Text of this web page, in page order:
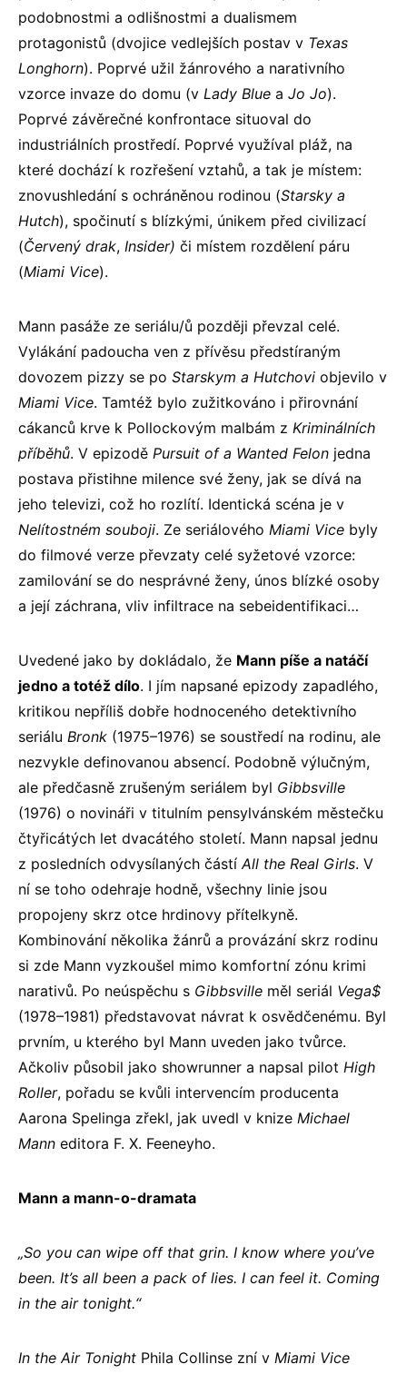
podobnostmi a odlišnostmi a dualismem
protagonistů (dvojice vedlejších postav v Texas
Longhorn). Poprvé užil žánrového a narativního
vzorce invaze do domu (v Lady Blue a Jo Jo).
Poprvé závěrečné konfrontace situoval do
industriálních prostředí. Poprvé využíval pláž, na
které dochází k rozřešení vztahů, a tak je místem:
znovushledání s ochráněnou rodinou (Starsky a
Hutch), spočinutí s blízkými, únikem před civilizací
(Červený drak, Insider) či místem rozdělení páru
(Miami Vice).
Mann pasáže ze seriálu/ů později převzal celé.
Vylákání padoucha ven z přívěsu předstíraným
dovozem pizzy se po Starskym a Hutchovi objevilo v
Miami Vice. Tamtéž bylo zužitkováno i přirovnání
cákanců krve k Pollockovým malbám z Kriminálních
příběhů. V epizodě Pursuit of a Wanted Felon jedna
postava přistihne milence své ženy, jak se dívá na
jeho televizi, což ho rozlítí. Identická scéna je v
Nelítostném souboji. Ze seriálového Miami Vice byly
do filmové verze převzaty celé syžetové vzorce:
zamilování se do nesprávné ženy, únos blízké osoby
a její záchrana, vliv infiltrace na sebeidentifikaci…
Uvedené jako by dokládalo, že Mann píše a natáčí
jedno a totéž dílo. I jím napsané epizody zapadlého,
kritikou nepříliš dobře hodnoceného detektivního
seriálu Bronk (1975–1976) se soustředí na rodinu, ale
nezvykle definovanou absencí. Podobně výlučným,
ale předčasně zrušeným seriálem byl Gibbsville
(1976) o novináři v titulním pensylvánském městečku
čtyřicátých let dvacátého století. Mann napsal jednu
z posledních odvysílaných částíAll the Real Girls. V
ní se toho odehraje hodně, všechny linie jsou
propojeny skrz otce hrdinovy přítelkyně.
Kombinování několika žánrů a provázání skrz rodinu
si zde Mann vyzkoušel mimo komfortní zónu krimi
narativů. Po neúspěchu s Gibbsville měl seriál Vega$
(1978–1981) představovat návrat k osvědčenému. Byl
prvním, u kterého byl Mann uveden jako tvůrce.
Ačkoliv působil jako showrunner a napsal pilot High
Roller, pořadu se kvůli intervencím producenta
Aarona Spelinga zřekl, jak uvedl v knize Michael
Mann editora F. X. Feeneyho.
Mann a mann-o-dramata
„So you can wipe off that grin. I know where you’ve
been. It’s all been a pack of lies. I can feel it. Coming
in the air tonight.“
In the Air Tonight Phila Collinse zní v Miami Vice